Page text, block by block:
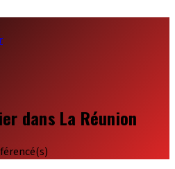
dans La Réunion